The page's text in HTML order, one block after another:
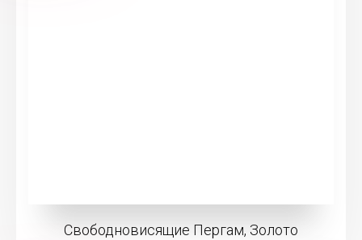
Свободновисящие Пергам, Золото